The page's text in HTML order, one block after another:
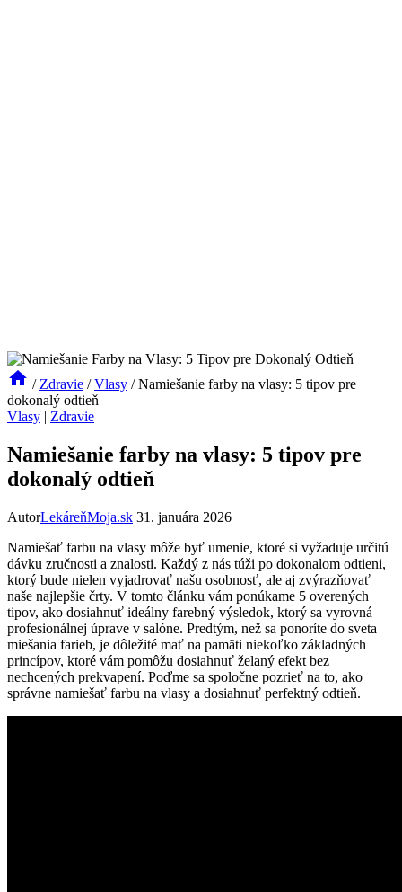
/ Zdravie / Vlasy / Namiešanie farby na vlasy: 5 tipov pre
dokonalý odtieň
Vlasy | Zdravie
Namiešanie farby na vlasy: 5 tipov pre
dokonalý odtieň
AutorLekáreňMoja.sk 31. januára 2026
Namiešať farbu na vlasy môže byť umenie, ktoré si vyžaduje určitú
dávku zručnosti a znalosti. Každý z nás túži po dokonalom odtieni,
ktorý bude nielen vyjadrovať našu osobnosť, ale aj zvýrazňovať
naše najlepšie črty. V tomto článku vám ponúkame 5 overených
tipov, ako dosiahnuť ideálny farebný výsledok, ktorý sa vyrovná
profesionálnej úprave v salóne. Predtým, než sa ponoríte do sveta
miešania farieb, je dôležité mať na pamäti niekoľko základných
princípov, ktoré vám pomôžu dosiahnuť želaný efekt bez
nechcených prekvapení. Poďme sa spoločne pozrieť na to, ako
správne namiešať farbu na vlasy a dosiahnuť perfektný odtieň.